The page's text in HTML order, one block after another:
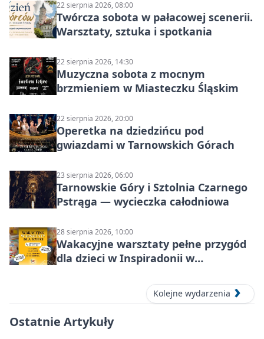
22 sierpnia 2026, 08:00
Twórcza sobota w pałacowej scenerii.
Warsztaty, sztuka i spotkania
22 sierpnia 2026, 14:30
Muzyczna sobota z mocnym
brzmieniem w Miasteczku Śląskim
22 sierpnia 2026, 20:00
Operetka na dziedzińcu pod
gwiazdami w Tarnowskich Górach
23 sierpnia 2026, 06:00
Tarnowskie Góry i Sztolnia Czarnego
Pstrąga — wycieczka całodniowa
28 sierpnia 2026, 10:00
Wakacyjne warsztaty pełne przygód
dla dzieci w Inspiradonii w
Kolejne wydarzenia
Ostatnie Artykuły